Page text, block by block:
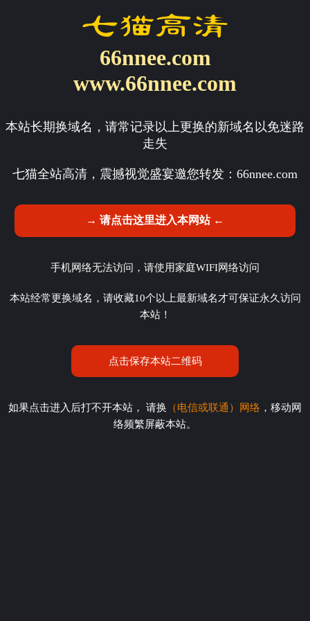
66nnee.com
www.66nnee.com
本站长期换域名，请常记录以上更换的新域名以免迷路
走失
七猫全站高清，震撼视觉盛宴邀您转发： 66nnee.com
→ 请点击这里进入本网站 ←
手机网络无法访问，请使用家庭WIFI网络访问
本站经常更换域名，请收藏10个以上最新域名才可保证永久访问
本站！
点击保存本站二维码
如果点击进入后打不开本站， 请换 （电信或联通）网络 ，移动网
络频繁屏蔽本站。